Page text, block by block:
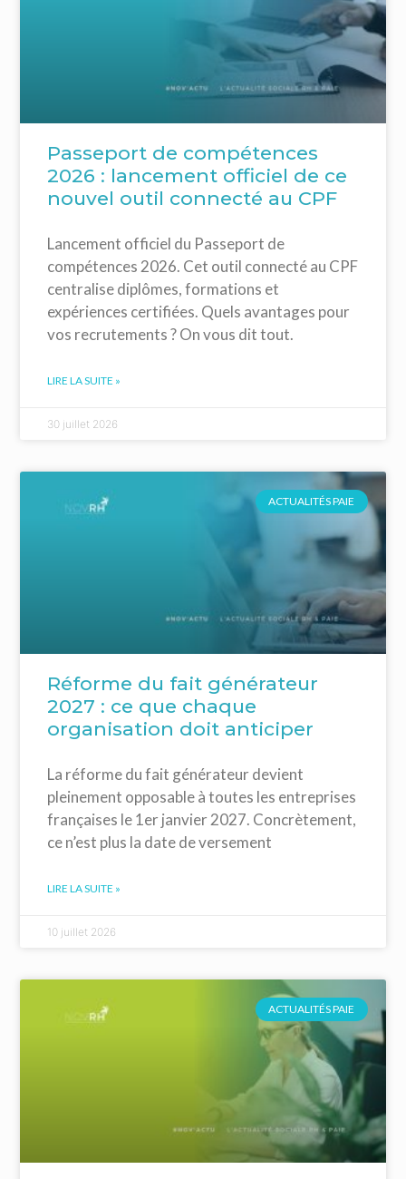
Passeport de compétences
2026 : lancement officiel de ce
nouvel outil connecté au CPF
Lancement officiel du Passeport de
compétences 2026. Cet outil connecté au CPF
centralise diplômes, formations et
expériences certifiées. Quels avantages pour
vos recrutements ? On vous dit tout.
LIRE LA SUITE »
30 juillet 2026
ACTUALITÉS PAIE
Réforme du fait générateur
2027 : ce que chaque
organisation doit anticiper
La réforme du fait générateur devient
pleinement opposable à toutes les entreprises
françaises le 1er janvier 2027. Concrètement,
ce n’est plus la date de versement
LIRE LA SUITE »
10 juillet 2026
ACTUALITÉS PAIE